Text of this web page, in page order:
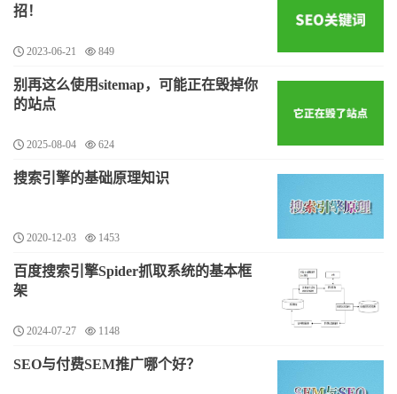
招！
2023-06-21 849
别再这么使用sitemap，可能正在毁掉你
的站点
2025-08-04 624
搜索引擎的基础原理知识
2020-12-03 1453
百度搜索引擎Spider抓取系统的基本框
架
2024-07-27 1148
SEO与付费SEM推广哪个好？